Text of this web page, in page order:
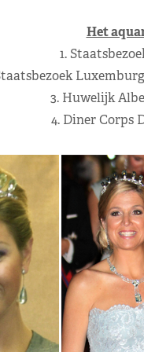
Het
1.
3. Huwelijk
4. Diner Corps